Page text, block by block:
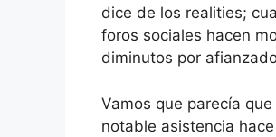
dice de los realities;
foros sociales hacen
diminutos por
Vamos que parecía que
notable asistencia